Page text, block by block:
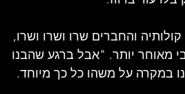
והחברים שרו ושרו ושרו,
מאוחר יותר. "אבל ברגע שהבנו
במקרה על משהו כל כך מיוחד.